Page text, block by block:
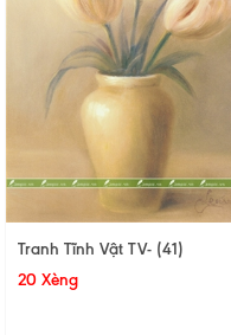
Tranh Tĩnh Vật TV- (41)
20 Xèng